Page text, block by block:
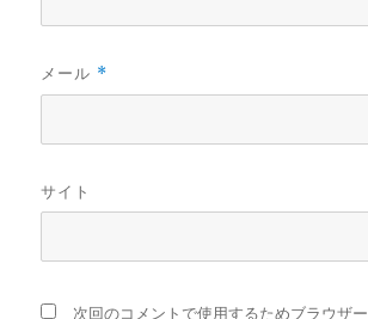
メール *
サイト
次回のコメントで使用するためブラウザ